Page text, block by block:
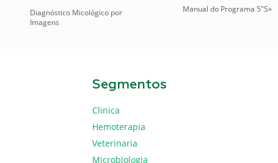
Diagnóstico Micológico por
Imagens
Manual do Programa 5″S»
Segmentos
Clinica
Hemoterapia
Veterinaria
Microbiologia